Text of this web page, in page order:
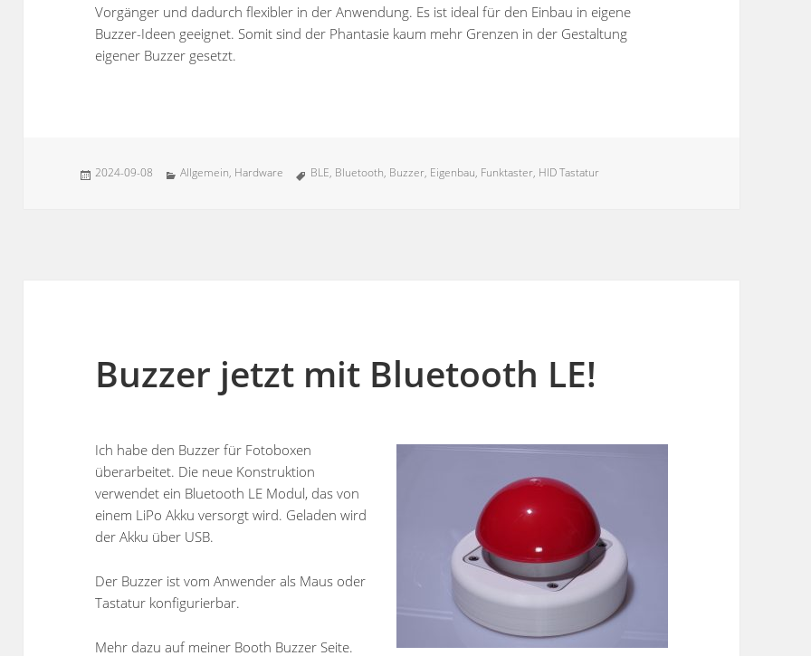
Vorgänger und dadurch flexibler in der Anwendung. Es ist ideal für den Einbau in eigene
Buzzer-Ideen geeignet. Somit sind der Phantasie kaum mehr Grenzen in der Gestaltung
eigener Buzzer gesetzt.
Veröffentlicht
2024-09-08 Kategorien
Allgemein, Hardware Schlagwörter
BLE, Bluetooth, Buzzer, Eigenbau, Funktaster, HID Tastatur
Buzzer jetzt mit Bluetooth LE!
Ich habe den Buzzer für Fotoboxen
überarbeitet. Die neue Konstruktion
verwendet ein Bluetooth LE Modul, das von
einem LiPo Akku versorgt wird. Geladen wird
der Akku über USB.
Der Buzzer ist vom Anwender als Maus oder
Tastatur konfigurierbar.
Mehr dazu auf meiner Booth Buzzer Seite.